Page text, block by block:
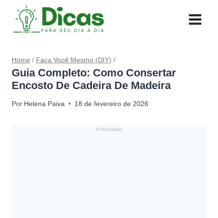
para
Home / Faça Você Mesmo (DIY) /
Guia Completo: Como Consertar
Encosto De Cadeira De Madeira
Por Helena Paiva 18 de fevereiro de 2026
Publicidade